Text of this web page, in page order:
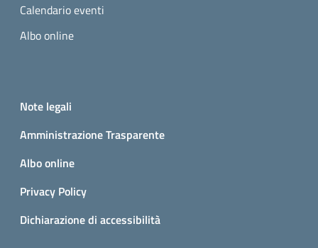
Calendario eventi
Albo online
Small prints
Note legali
Amministrazione Trasparente
Albo online
Privacy Policy
Dichiarazione di accessibilità